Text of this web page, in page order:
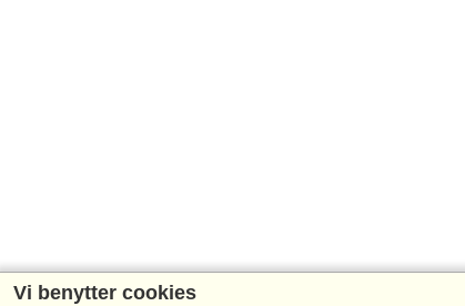
Vi benytter cookies